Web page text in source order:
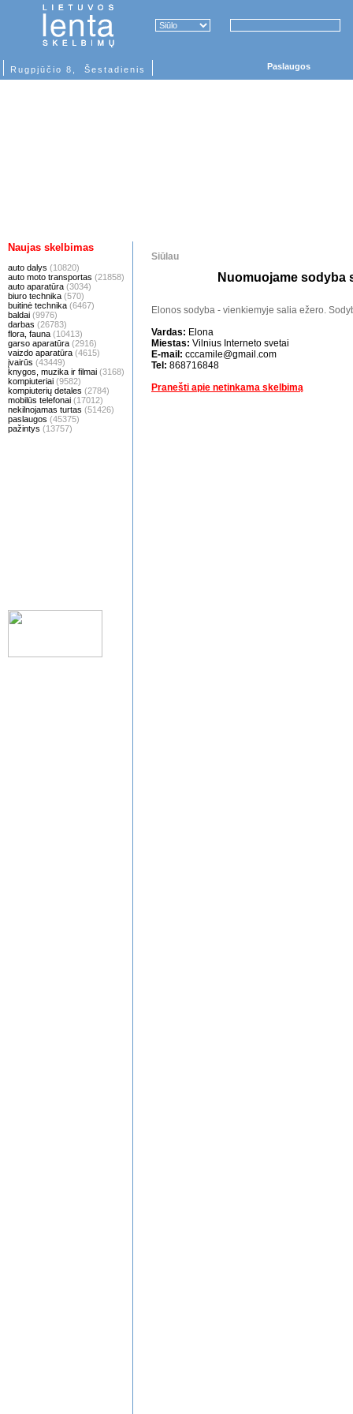
Rugpjūčio 8, Šestadienis Paslaugos
Naujas skelbimas
auto dalys (10820)
auto moto transportas (21858)
auto aparatūra (3034)
biuro technika (570)
buitinė technika (6467)
baldai (9976)
darbas (26783)
flora, fauna (10413)
garso aparatūra (2916)
vaizdo aparatūra (4615)
įvairūs (43449)
knygos, muzika ir filmai (3168)
kompiuteriai (9582)
kompiuterių detales (2784)
mobilūs telefonai (17012)
nekilnojamas turtas (51426)
paslaugos (45375)
pažintys (13757)
Siūlau
Nuomuojame sodyba
Elonos sodyba - vienkiemyje salia ežero.
Vardas: Elona
Miestas: Vilnius Interneto svetai
E-mail: cccamile@gmail.com
Tel: 868716848
Pranešti apie netinkama skelbimą